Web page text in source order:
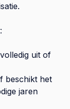
uit of
beschikt het
jaren